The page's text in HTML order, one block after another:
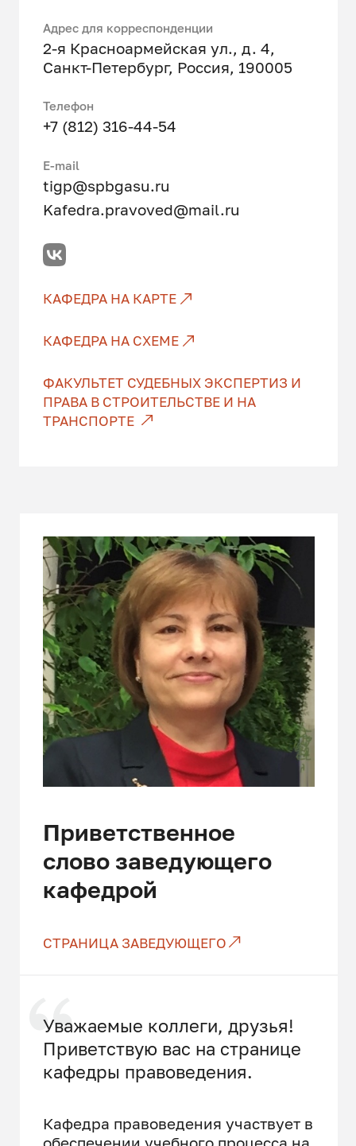
Адрес для корреспонденции
2-я Красноармейская ул., д. 4,
Санкт-Петербург, Россия, 190005
Телефон
+7 (812) 316-44-54
Е-mail
tigp@spbgasu.ru
Kafedra.pravoved@mail.ru
КАФЕДРА НА КАРТЕ
КАФЕДРА НА СХЕМЕ
ФАКУЛЬТЕТ СУДЕБНЫХ ЭКСПЕРТИЗ И
ПРАВА В СТРОИТЕЛЬСТВЕ И НА
ТРАНСПОРТЕ
Приветственное
слово заведующего
кафедрой
СТРАНИЦА ЗАВЕДУЮЩЕГО
Уважаемые коллеги, друзья!
Приветствую вас на странице
кафедры правоведения.
Кафедра правоведения участвует в